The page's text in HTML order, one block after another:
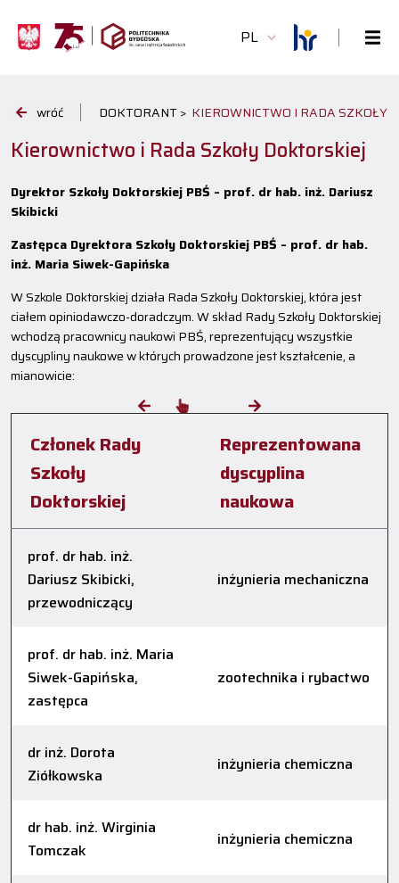
PL
wróć DOKTORANT > KIEROWNICTWO I RADA SZKOŁY
Kierownictwo i Rada Szkoły Doktorskiej
Dyrektor Szkoły Doktorskiej PBŚ – prof. dr hab. inż. Dariusz
Skibicki
Zastępca Dyrektora Szkoły Doktorskiej PBŚ – prof. dr hab.
inż. Maria Siwek-Gapińska
W Szkole Doktorskiej działa Rada Szkoły Doktorskiej, która jest
ciałem opiniodawczo-doradczym. W skład Rady Szkoły Doktorskiej
wchodzą pracownicy naukowi PBŚ, reprezentujący wszystkie
dyscypliny naukowe w których prowadzone jest kształcenie, a
mianowicie:
Członek Rady
Szkoły
Doktorskiej
Reprezentowana
dyscyplina
naukowa
prof. dr hab. inż.
Dariusz Skibicki,
przewodniczący
inżynieria mechaniczna
prof. dr hab. inż. Maria
Siwek-Gapińska,
zastępca
zootechnika i rybactwo
dr inż. Dorota
Ziółkowska
inżynieria chemiczna
dr hab. inż. Wirginia
Tomczak
inżynieria chemiczna